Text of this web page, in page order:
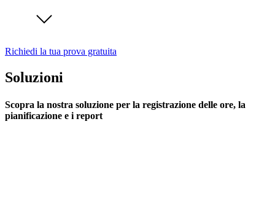
Richiedi la tua prova gratuita
Soluzioni
Scopra la nostra soluzione per la registrazione delle ore, la
pianificazione e i report